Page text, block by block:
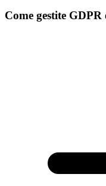
Come gestite